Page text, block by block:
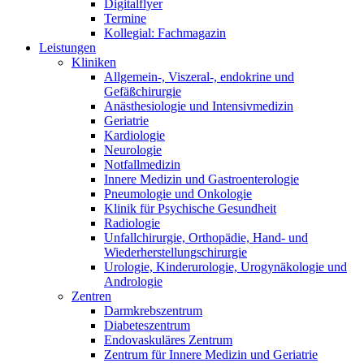
Digitalflyer
Termine
Kollegial: Fachmagazin
Leistungen
Kliniken
Allgemein-, Viszeral-, endokrine und
Gefäßchirurgie
Anästhesiologie und Intensivmedizin
Geriatrie
Kardiologie
Neurologie
Notfallmedizin
Innere Medizin und Gastroenterologie
Pneumologie und Onkologie
Klinik für Psychische Gesundheit
Radiologie
Unfallchirurgie, Orthopädie, Hand- und
Wiederherstellungschirurgie
Urologie, Kinderurologie, Urogynäkologie und
Andrologie
Zentren
Darmkrebszentrum
Diabeteszentrum
Endovaskuläres Zentrum
Zentrum für Innere Medizin und Geriatrie